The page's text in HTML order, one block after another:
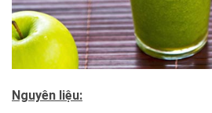
Nguyên liệu: